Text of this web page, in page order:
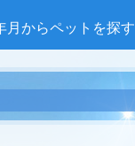
月からペットを探す